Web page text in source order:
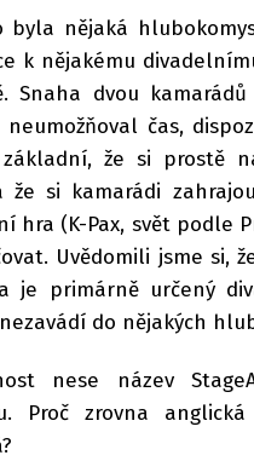
byla nějaká
k nějakému
Snaha dvou
čas,
že si prostě
že si kamarádi
hra (K-Pax, svět podle
Uvědomili jsme si,
je primárně určený
do nějakých
nese název
Proč zrovna